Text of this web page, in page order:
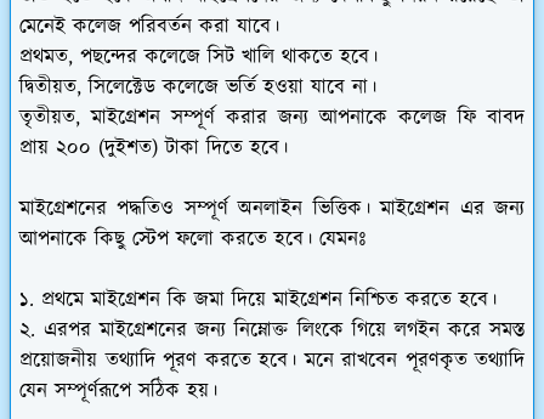
মেনেই কলেজ পরিবর্তন করা যাবে।
প্রথমত, পছন্দের কলেজে সিট খালি থাকতে হবে।
দ্বিতীয়ত, সিলেক্টেড কলেজে ভর্তি হওয়া যাবে না।
তৃতীয়ত, মাইগ্রেশন সম্পূর্ণ করার জন্য আপনাকে কলেজ ফি বাবদ
প্রায় ২০০ (দুইশত) টাকা দিতে হবে।
মাইগ্রেশনের পদ্ধতিও সম্পূর্ণ অনলাইন ভিত্তিক। মাইগ্রেশন এর জন্য
আপনাকে কিছু স্টেপ ফলো করতে হবে। যেমনঃ
১. প্রথমে মাইগ্রেশন কি জমা দিয়ে মাইগ্রেশন নিশ্চিত করতে হবে।
২. এরপর মাইগ্রেশনের জন্য নিম্নোক্ত লিংকে গিয়ে লগইন করে সমস্ত
প্রয়োজনীয় তথ্যাদি পূরণ করতে হবে। মনে রাখবেন পূরণকৃত তথ্যাদি
যেন সম্পূর্ণরূপে সঠিক হয়।